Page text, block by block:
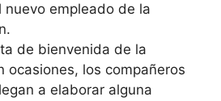
nuevo empleado de la
de bienvenida de la
ocasiones, los compañeros
a elaborar alguna